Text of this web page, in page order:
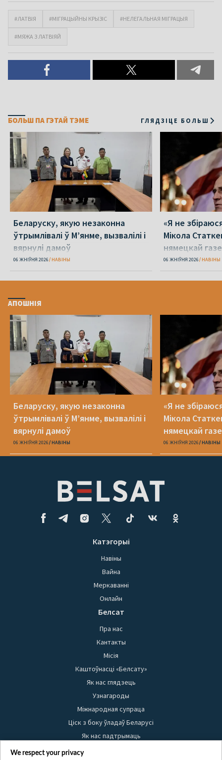
#ЛАТВІЯ #МІГРАЦЫЙНЫ КРЫЗІС #НЕЛЕГАЛЬНАЯ МІГРАЦЫЯ
#МЯЖА З ЛАТВІЯЙ
БОЛЬШ ПА ГЭТАЙ ТЭМЕ ГЛЯДЗІЦЕ БОЛЬШ
Беларуску, якую незаконна
ўтрымлівалі ў М’янме, вызвалілі і
вярнулі дамоў
06 ЖНІЎНЯ 2026 НАВІНЫ
«Я не
Мікола
нямецкай
06 ЖНІЎНЯ 2026 НАВІНЫ
АПОШНІЯ
Беларуску, якую незаконна
ўтрымлівалі ў М’янме, вызвалілі і
вярнулі дамоў
06 ЖНІЎНЯ 2026 НАВІНЫ
«Я не
Мікола
нямецкай
06 ЖНІЎНЯ 2026 НАВІНЫ
Катэгорыі
Навіны
Вайна
Меркаванні
Онлайн
Белсат
Пра нас
Кантакты
Місія
Каштоўнасці «Белсату»
Як нас глядзець
Узнагароды
Міжнародная супраца
Ціск з боку ўладаў Беларусі
Як нас падтрымаць
Правілы выкарыстання матэрыялаў
We respect your privacy